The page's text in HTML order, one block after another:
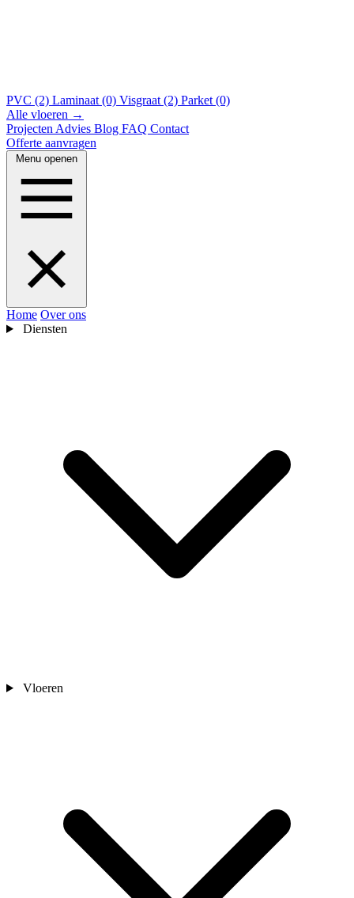
PVC (2) Laminaat (0) Visgraat (2) Parket (0)
Alle vloeren →
Projecten Advies Blog FAQ Contact
Offerte aanvragen
Menu openen
Home Over ons
Diensten
Vloeren